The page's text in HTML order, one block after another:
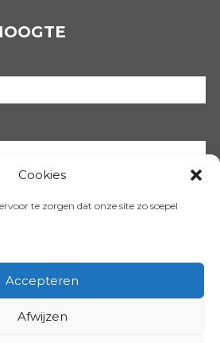
Cookies
te zorgen dat onze site zo soepel
Accepteren
Afwijzen
ONS OP: